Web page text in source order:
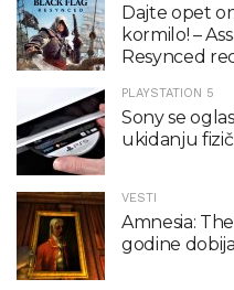
Dajte opet
kormilo! –
Resynced
PLAYSTATION 5
Sony se
ukidanju
VESTI
Amnesia:
godine